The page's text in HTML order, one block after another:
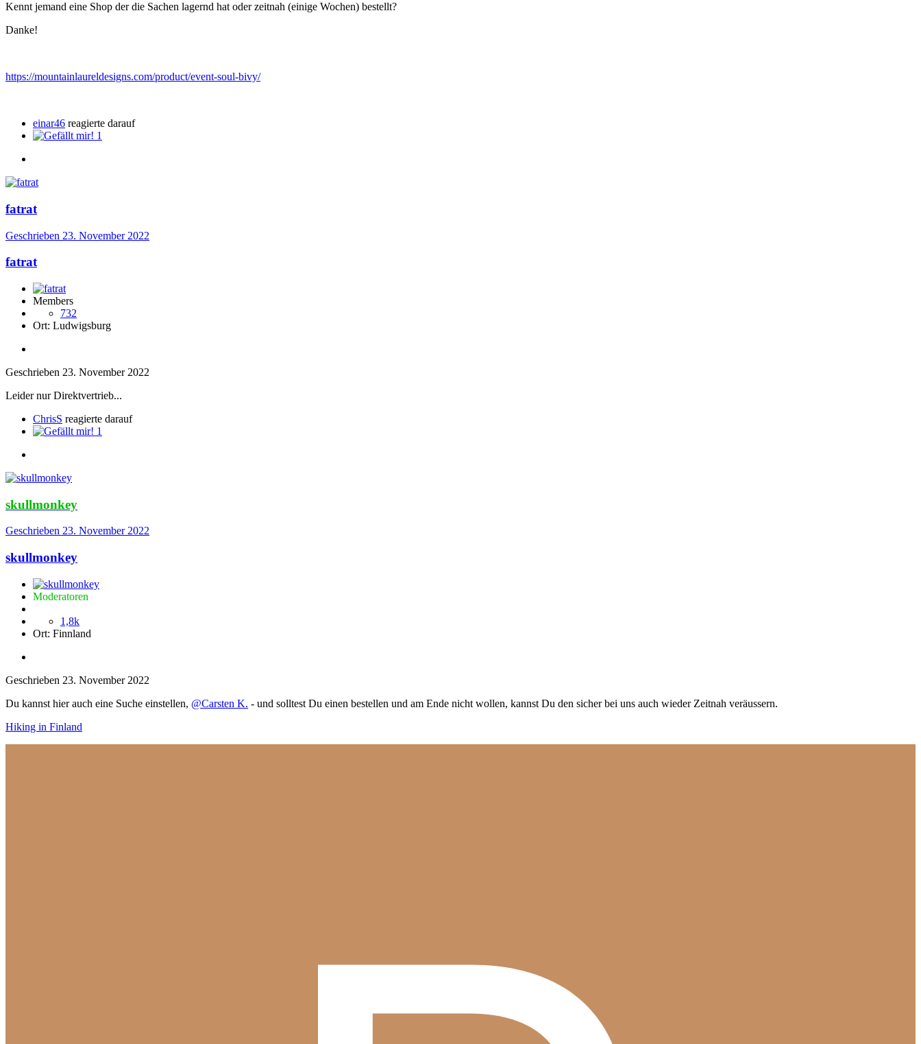
Kennt jemand eine Shop der die Sachen lagernd hat oder zeitnah (einige Wochen) bestellt?
Danke!
https://mountainlaureldesigns.com/product/event-soul-bivy/
einar46 reagierte darauf
1
fatrat
Geschrieben 23. November 2022
fatrat
Members
732
Ort: Ludwigsburg
Geschrieben 23. November 2022
Leider nur Direktvertrieb...
ChrisS reagierte darauf
1
skullmonkey
Geschrieben 23. November 2022
skullmonkey
Moderatoren
1,8k
Ort: Finnland
Geschrieben 23. November 2022
Du kannst hier auch eine Suche einstellen, @Carsten K. - und solltest Du einen bestellen und am Ende nicht wollen, kannst Du den sicher bei uns auch wieder Zeitnah veräussern.
Hiking in Finland